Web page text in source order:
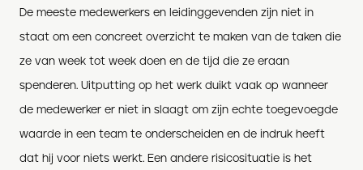
De meeste medewerkers en leidinggevenden zijn niet in
staat om een concreet overzicht te maken van de taken die
ze van week tot week doen en de tijd die ze eraan
spenderen. Uitputting op het werk duikt vaak op wanneer
de medewerker er niet in slaagt om zijn echte toegevoegde
waarde in een team te onderscheiden en de indruk heeft
dat hij voor niets werkt. Een andere risicosituatie is het